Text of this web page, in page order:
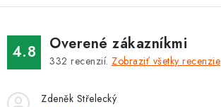
4.8 Overené zákazníkmi
332 recenzií. Zobraziť všetky recenzie
Zdeněk Střelecký